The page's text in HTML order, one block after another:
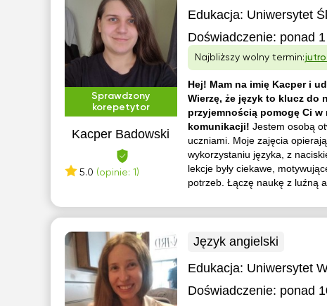
Sprawdzony
korepetytor
Kacper Badowski
5.0 (opinie: 1)
Edukacja: Uniwersytet
Doświadczenie: ponad
Najbliższy wolny termin:jutro
Hej! Mam na imię Kacper i
Wierzę, że język to klucz do
przyjemnością pomogę Ci w
komunikacji! Jestem osobą
uczniami. Moje zajęcia
wykorzystaniu języka, z
lekcje były ciekawe,
potrzeb. Łączę naukę z luźną
Język angielski
Edukacja: Uniwersytet
Doświadczenie: ponad